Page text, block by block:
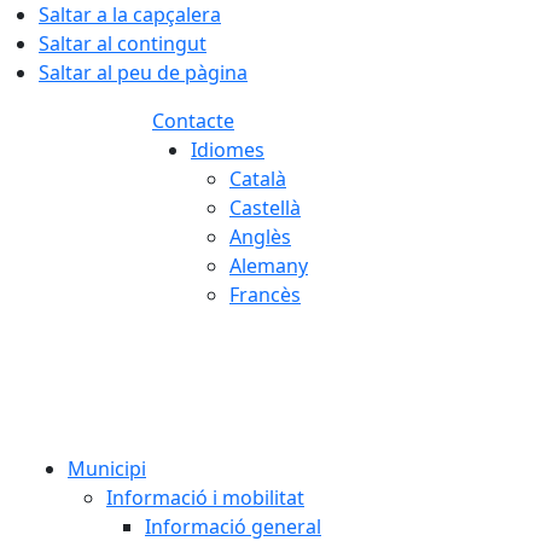
Saltar a la capçalera
Saltar al contingut
Saltar al peu de pàgina
Contacte
Idiomes
Català
Castellà
Anglès
Alemany
Francès
Municipi
Informació i mobilitat
Informació general